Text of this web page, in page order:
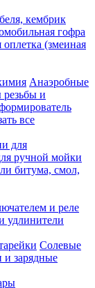
кембрик
гофра
оплетка (змеиная
Анаэробные
и
все
для
ручной мойки
битума, смол,
и реле
удлинители
Солевые
и зарядные